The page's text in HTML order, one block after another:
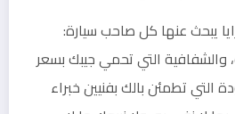
يبحث عنها كل صاحب سيارة:
والشفافية التي تحمي جيبك بسعر
التي تطمئن بالك بفنيين خبراء